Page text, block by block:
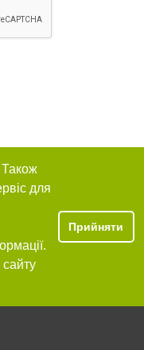
Також
для
Прийняти